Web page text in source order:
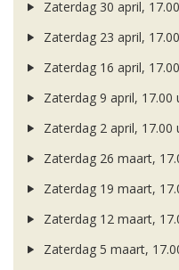
Zaterdag 30 april,
Zaterdag 23 april,
Zaterdag 16 april,
Zaterdag 9 april, 17.00
Zaterdag 2 april, 17.00
Zaterdag 26 maart,
Zaterdag 19 maart,
Zaterdag 12 maart,
Zaterdag 5 maart,